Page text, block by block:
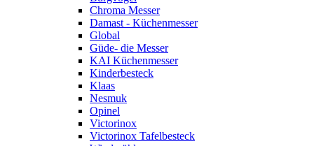
Chroma Messer
Damast - Küchenmesser
Global
Güde- die Messer
KAI Küchenmesser
Kinderbesteck
Klaas
Nesmuk
Opinel
Victorinox
Victorinox Tafelbesteck